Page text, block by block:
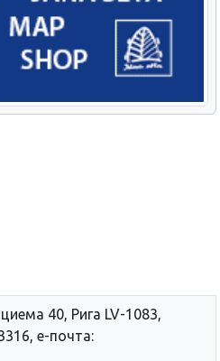
40, Рига LV-1083,
е-почта: